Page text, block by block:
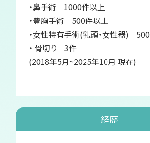
・鼻手術 1000件以上
・豊胸手術 500件以上
・女性特有手術(乳頭・女性器)
・ 骨切り 3件
(2018年5月~2025年10月 現在)
経歴